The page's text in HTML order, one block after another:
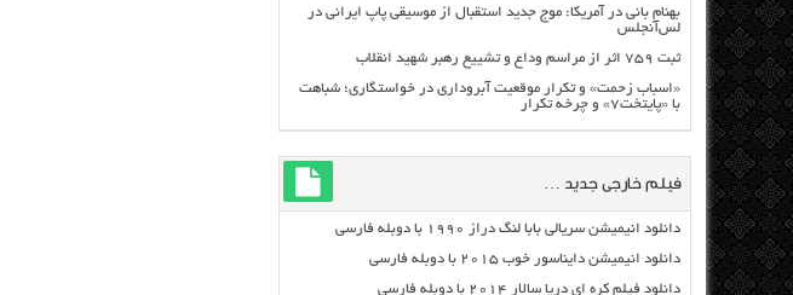
بهنام بانی در آمریکا: موج جدید استقبال از موسیقی پاپ ایرانی در
لس‌آنجلس
ثبت ۷۵۹ اثر از مراسم وداع و تشییع رهبر شهید انقلاب
«اسباب زحمت» و تکرار موقعیت آبروداری در خواستگاری؛ شباهت
با «پایتخت۷» و چرخه تکرار
فیلم خارجی جدید …
دانلود انیمیشن سریالی بابا لنگ دراز ۱۹۹۰ با دوبله فارسی
دانلود انیمیشن دایناسور خوب ۲۰۱۵ با دوبله فارسی
دانلود فیلم کره ای دریا سالار ۲۰۱۴ با دوبله فارسی